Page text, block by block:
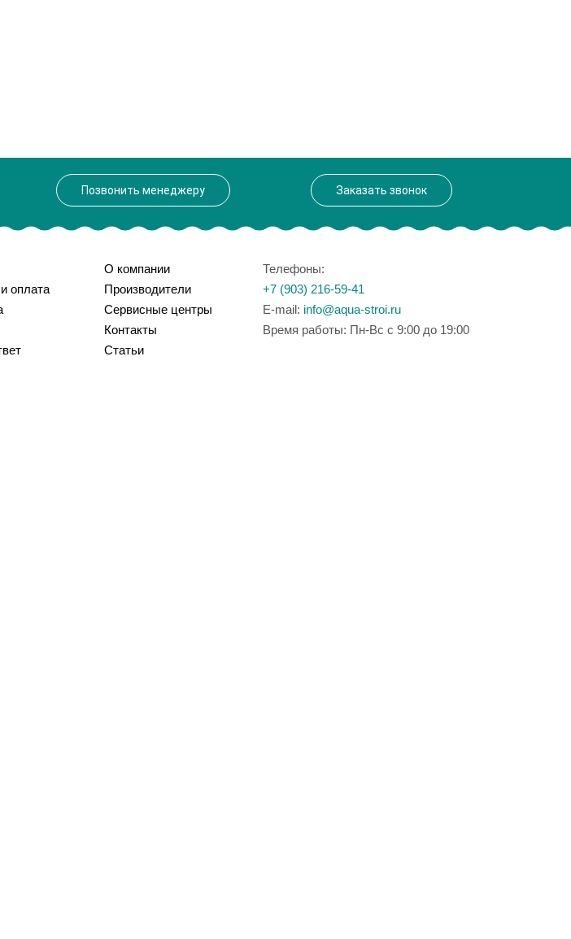
Позвонить менеджеру Заказать звонок
оплата
О компании
Производители
Сервисные центры
Контакты
Статьи
Телефоны:
+7 (903) 216-59-41
E-mail: info@aqua-stroi.ru
Время работы: Пн-Вс с 9:00 до 19:00